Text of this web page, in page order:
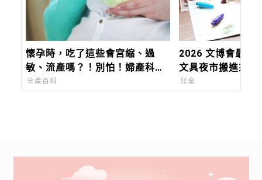
懷孕時，吃了這些會宮縮、過
敏、流產嗎？！別怕！婦產科醫
師來解答
孕產百科
2026 文博會最好
文具夜市搬進來啦
香菜、麻油變成
兒童